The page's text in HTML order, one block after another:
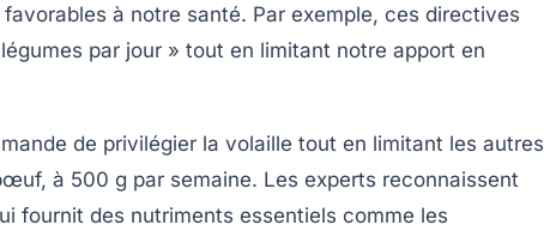
à notre santé. Par exemple, ces directives
par jour » tout en limitant notre apport en
de privilégier la volaille tout en limitant les autres
à 500 g par semaine. Les experts reconnaissent
fournit des nutriments essentiels comme les